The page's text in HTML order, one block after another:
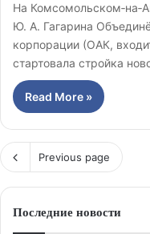
На
Ю. А. Гагарина
корпорации (ОАК,
стартовала стройка
Read More »
Previous page
Последние новости